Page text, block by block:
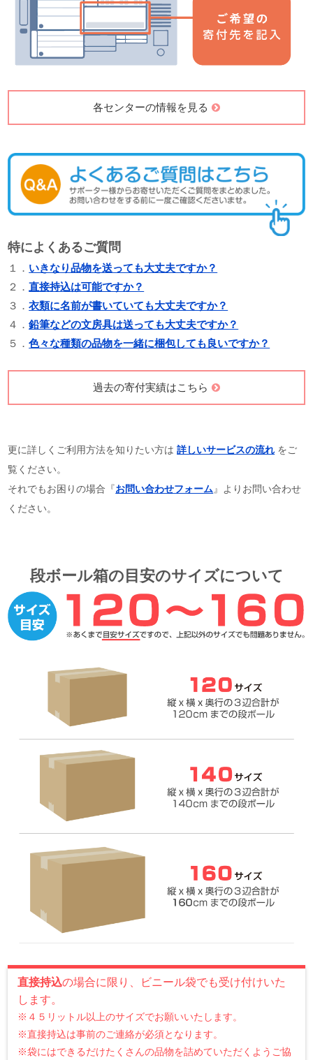
各センターの情報を見る
特によくあるご質問
１． いきなり品物を送っても大丈夫ですか？
２．直接持込は可能ですか？
３．衣類に名前が書いていても大丈夫ですか？
４．鉛筆などの文房具は送っても大丈夫ですか？
５．色々な種類の品物を一緒に梱包しても良いですか？
過去の寄付実績はこちら
更に詳しくご利用方法を知りたい方は詳しいサービスの流れ をご
覧ください。
それでもお困りの場合『お問い合わせフォーム』よりお問い合わせ
ください。
段ボール箱の目安のサイズについて
直接持込の場合に限り、ビニール袋でも受け付けいた
します。
※４５リットル以上のサイズでお願いいたします。
※直接持込は事前のご連絡が必須となります。
※袋にはできるだけたくさんの品物を詰めていただくようご協